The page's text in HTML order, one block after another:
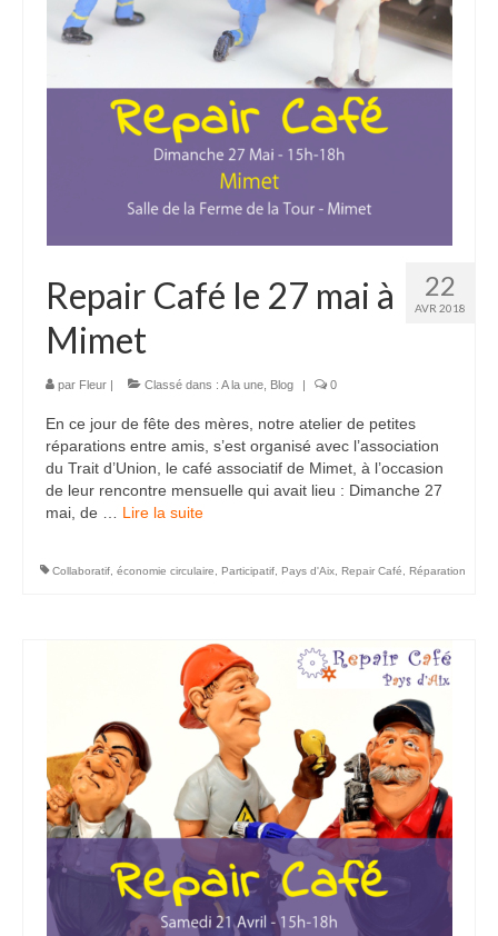
22
AVR 2018
Repair Café le 27 mai à
Mimet
par Fleur Classé dans : A la une Blog 0
En ce jour de fête des mères, notre atelier de petites
réparations entre amis, s’est organisé avec l’association
du Trait d’Union, le café associatif de Mimet, à l’occasion
de leur rencontre mensuelle qui avait lieu : Dimanche 27
mai, de … Lire la suite­­
Collaboratif, économie circulaire, Participatif, Pays d'Aix, Repair Café, Réparation